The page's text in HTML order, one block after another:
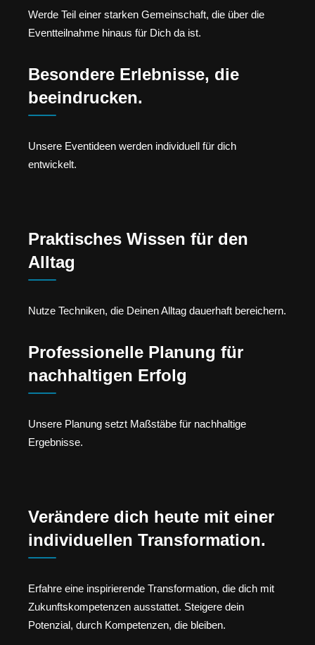
Werde Teil einer starken Gemeinschaft, die über die
Eventteilnahme hinaus für Dich da ist.
Besondere Erlebnisse, die
beeindrucken.
Unsere Eventideen werden individuell für dich
entwickelt.
Praktisches Wissen für den
Alltag
Nutze Techniken, die Deinen Alltag dauerhaft bereichern.
Professionelle Planung für
nachhaltigen Erfolg
Unsere Planung setzt Maßstäbe für nachhaltige
Ergebnisse.
Verändere dich heute mit einer
individuellen Transformation.
Erfahre eine inspirierende Transformation, die dich mit
Zukunftskompetenzen ausstattet. Steigere dein
Potenzial, durch Kompetenzen, die bleiben.